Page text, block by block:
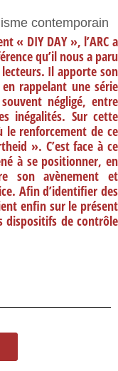
« DIY DAY », l’ARC a
qu’il nous a paru
Il apporte son
rappelant une série
négligé, entre
inégalités. Sur cette
le renforcement de ce
». C’est face à ce
à se positionner, en
son avènement et
Afin d’identifier des
enfin sur le présent
dispositifs de contrôle